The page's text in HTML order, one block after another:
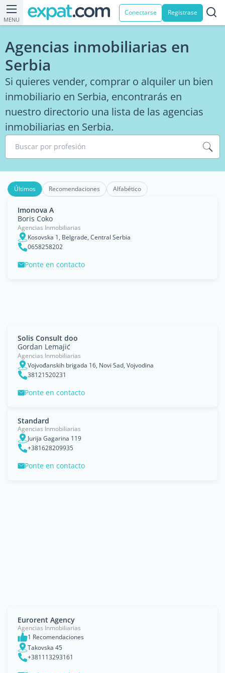
MENU
Conectarse Registrase
Agencias inmobiliarias en
Serbia
Si quieres vender, comprar o alquiler un bien
inmobiliario en Serbia, encontrarás en
nuestro directorio una lista de las agencias
inmobiliarias en Serbia.
Buscar por profesión
Últimos Recomendaciones Alfabético
Imonova A
Boris Coko
Agencias Inmobiliarias
Kosovska 1, Belgrade, Central Serbia
0658258202
Ponte en contacto
Solis Consult doo
Gordan Lemajić
Agencias Inmobiliarias
Vojvođanskih brigada 16, Novi Sad, Vojvodina
38121520231
Ponte en contacto
Standard
Agencias Inmobiliarias
Jurija Gagarina 119
+381628209935
Ponte en contacto
Eurorent Agency
Agencias Inmobiliarias
1 Recomendaciones
Takovska 45
+381113293161